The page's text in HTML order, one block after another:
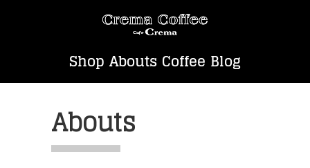
Abouts